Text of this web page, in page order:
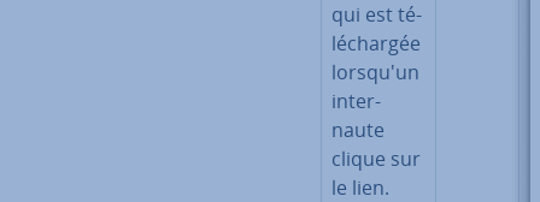
qui est té­
lé­char­gée
lorsqu'un
in­ter­
naute
clique sur
le lien.